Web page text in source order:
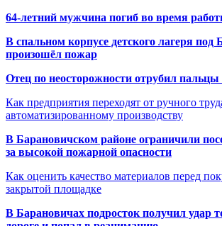
64-летний мужчина погиб во время
В спальном корпусе детского лагеря под
произошёл пожар
Отец по неосторожности отрубил пальцы
Как предприятия переходят от ручного
автоматизированному производству
В Барановичском районе ограничили
за высокой пожарной опасности
Как оценить качество материалов перед
закрытой площадке
В Барановичах подросток получил удар